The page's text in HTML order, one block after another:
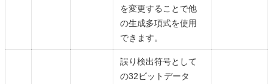
を変更することで他
の生成多項式を使用
できます。
誤り検出符号として
の32ビットデータ